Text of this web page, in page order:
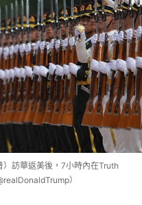
訪華返美後，7小時內在Truth
）